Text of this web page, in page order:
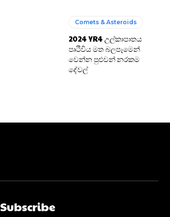
Comets & Asteroids
2024 YR4 උල්කාපාතය
පෘථිවිය මත බලපෑමෙන්
වෙන්න පුළුවන් නරකම
දේවල්
Subscribe